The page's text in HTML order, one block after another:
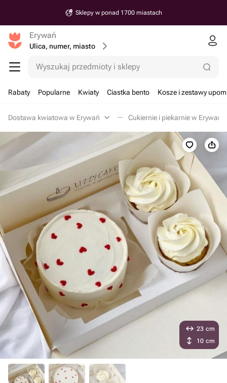
Sklepy w ponad 1700 miastach
Erywań
Ulica, numer, miasto
Wyszukaj przedmioty i sklepy
Rabaty Popularne Kwiaty Ciastka bento Kosze i zestawy
Dostawa kwiatowa w Erywań Cukiernie i piekarnie w Erywań
23 cm
10 cm